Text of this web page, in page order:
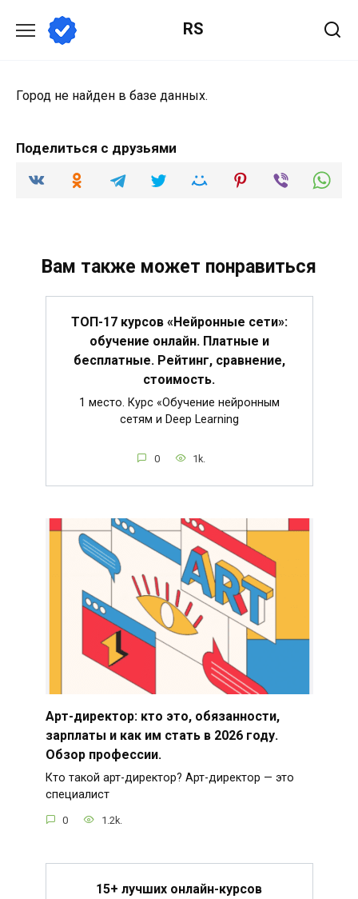
содержанию
RS
Город не найден в базе данных.
Поделиться с друзьями
Вам также может понравиться
ТОП-17 курсов «Нейронные сети»:
обучение онлайн. Платные и
бесплатные. Рейтинг, сравнение,
стоимость.
1 место. Курс «Обучение нейронным
сетям и Deep Learning
0 1k.
Арт-директор: кто это, обязанности,
зарплаты и как им стать в 2026 году.
Обзор профессии.
Кто такой арт-директор? Арт-директор — это
специалист
0 1.2k.
15+ лучших онлайн-курсов